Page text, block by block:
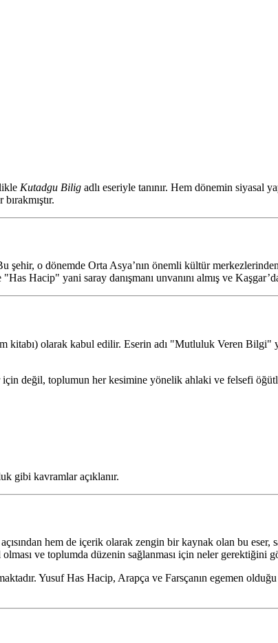
Kutadgu Bilig adlı eseriyle tanınır. Hem dönemin siyasal
şehir, o dönemde Orta Asya’nın önemli kültür
Hacip" yani saray danışmanı unvanını almış ve
kitabı) olarak kabul edilir. Eserin adı "Mutluluk Veren
değil, toplumun her kesimine yönelik ahlaki ve felsefi
gibi kavramlar açıklanır.
hem de içerik olarak zengin bir kaynak olan bu eser,
ve toplumda düzenin sağlanması için neler gerektiğini
Yusuf Has Hacip, Arapça ve Farsçanın egemen